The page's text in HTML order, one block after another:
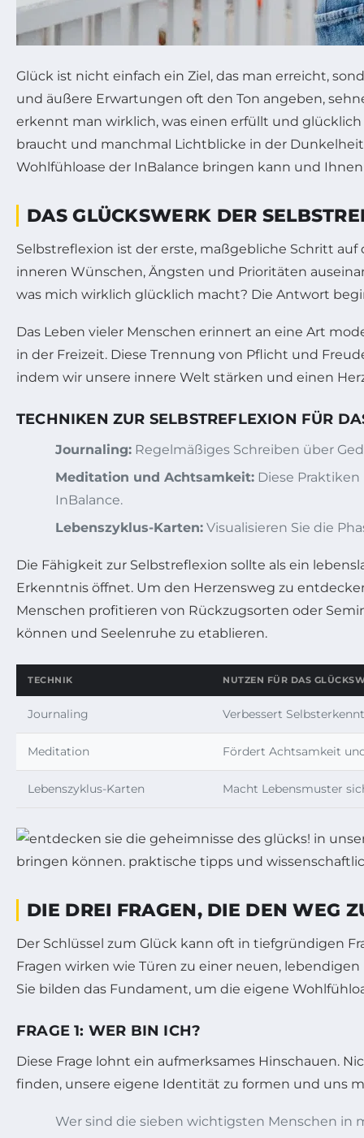
Glück ist nicht einfach ein Ziel, das man erreicht,
und äußere Erwartungen oft den Ton angeben,
erkennt man wirklich, was einen erfüllt und
braucht und manchmal Lichtblicke in der
Wohlfühloase der InBalance bringen kann und
DAS GLÜCKSWERK DER
Selbstreflexion ist der erste, maßgebliche Schritt
inneren Wünschen, Ängsten und Prioritäten
was mich wirklich glücklich macht? Die Antwort
Das Leben vieler Menschen erinnert an eine Art
in der Freizeit. Diese Trennung von Pflicht und
indem wir unsere innere Welt stärken und einen
TECHNIKEN ZUR SELBSTREFLEXION FÜR
Journaling: Regelmäßiges Schreiben über
Meditation und Achtsamkeit: Diese
InBalance.
Lebenszyklus-Karten: Visualisieren Sie die
Die Fähigkeit zur Selbstreflexion sollte als ein
Erkenntnis öffnet. Um den Herzensweg zu
Menschen profitieren von Rückzugsorten oder
können und Seelenruhe zu etablieren.
TECHNIK NUTZEN FÜR DAS
Journaling Verbessert
Meditation Fördert Achtsamkeit
Lebenszyklus-Karten Macht Lebensmuster
DIE DREI FRAGEN, DIE DEN WEG
Der Schlüssel zum Glück kann oft in tiefgründigen
Fragen wirken wie Türen zu einer neuen,
Sie bilden das Fundament, um die eigene
FRAGE 1: WER BIN ICH?
Diese Frage lohnt ein aufmerksames Hinschauen.
finden, unsere eigene Identität zu formen und uns
Wer sind die sieben wichtigsten Menschen in